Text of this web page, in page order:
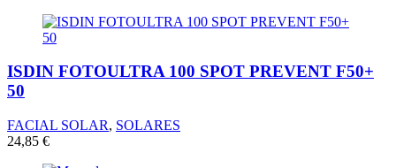
ISDIN FOTOULTRA 100 SPOT PREVENT F50+
50
FACIAL SOLAR, SOLARES
24,85 €